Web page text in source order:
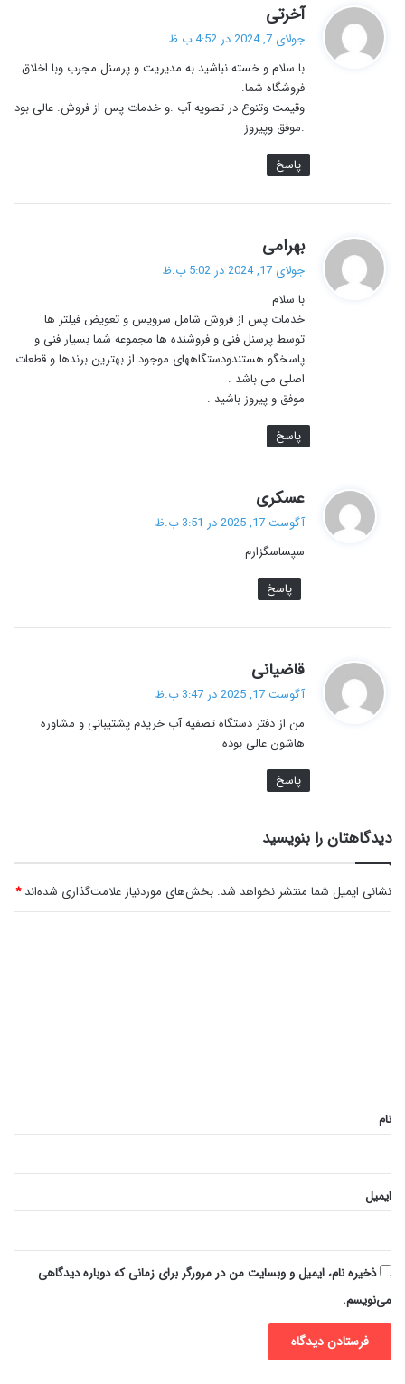
آخرتی
:
جولای 7, 2024 در 4:52 ب.ظ
با سلام و خسته نباشید به مدیریت و پرسنل مجرب وبا اخلاق
فروشگاه شما.
وقیمت وتنوع در تصویه آب .و خدمات پس از فروش. عالی بود
.موفق وپیروز
پاسخ
بهرامی
ف
جولای 17, 2024 در 5:02 ب.ظ
با سلام
خدمات پس از فروش شامل سرویس و تعویض فیلتر ها
توسط پرسنل فنی و فروشنده ها مجموعه شما بسیار فنی و
پاسخگو هستندودستگاههای موجود از بهترین برندها و قطعات
اصلی می باشد .
موفق و پیروز باشید .
پاسخ
عسکری
ف
:
آگوست 17, 2025 در 3:51 ب.ظ
سپساسگزارم
پاسخ
قاضیانی
:
آگوست 17, 2025 در 3:47 ب.ظ
من از دفتر دستگاه تصفیه آب خریدم پشتیبانی و مشاوره
هاشون عالی بوده
پاسخ
دیدگاهتان را بنویسید
نشانی ایمیل شما منتشر نخواهد شد. بخش‌های موردنیاز علامت‌گذاری شده‌اند*
نام
ایمیل
ذخیره نام، ایمیل و وبسایت من در مرورگر برای زمانی که دوباره دیدگاهی
می‌نویسم.